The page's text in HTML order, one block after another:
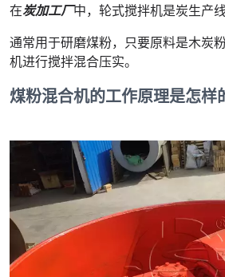
在炭加工厂中，轮式搅拌机是炭生产
通常用于研磨煤粉，只要原料是木炭
机进行搅拌混合压实。
煤粉混合机的工作原理是怎样